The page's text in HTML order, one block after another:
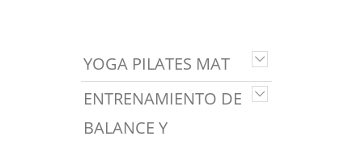
YOGA PILATES MAT
ENTRENAMIENTO DE
BALANCE Y